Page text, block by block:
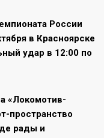
России
в Красноярске
удар в 12:00 по
«Локомотив-
пространство
рады и